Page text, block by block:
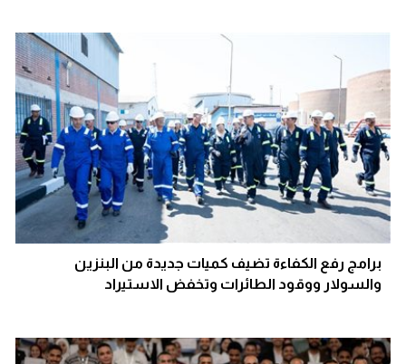
برامج رفع الكفاءة تضيف كميات جديدة من البنزين
والسولار ووقود الطائرات وتخفض الاستيراد